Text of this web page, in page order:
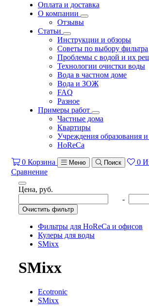
Оплата и доставка
О компании
Отзывы
Статьи
Инструкции и обзоры
Советы по выбору фильтра
Проблемы с водой и их
Технологии очистки воды
Вода в частном доме
Вода и ЗОЖ
FAQ
Разное
Примеры работ
Частные дома
Квартиры
Учреждения образования
HoReCa
0 Корзина Меню Поиск 0
Сравнение
Цена, руб.
-
Очистить фильтр
Фильтры для HoReCa и офисов
Кулеры для воды
SMixx
SMixx
Ecotronic
SMixx